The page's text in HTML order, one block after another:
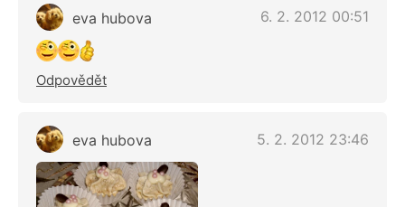
eva hubova 6. 2. 2012 00:51
Odpovědět
eva hubova 5. 2. 2012 23:46